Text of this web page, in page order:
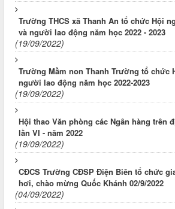
Trường THCS xã Thanh An tổ chức Hội
và người lao động năm học 2022 - 2023
(19/09/2022)
Trường Mầm non Thanh Trường tổ chức
người lao động năm học 2022-2023
(19/09/2022)
Hội thao Văn phòng các Ngân hàng trên
lần VI - năm 2022
(19/09/2022)
CĐCS Trường CĐSP Điện Biên tổ chức
hơi, chào mừng Quốc Khánh 02/9/2022
(04/09/2022)